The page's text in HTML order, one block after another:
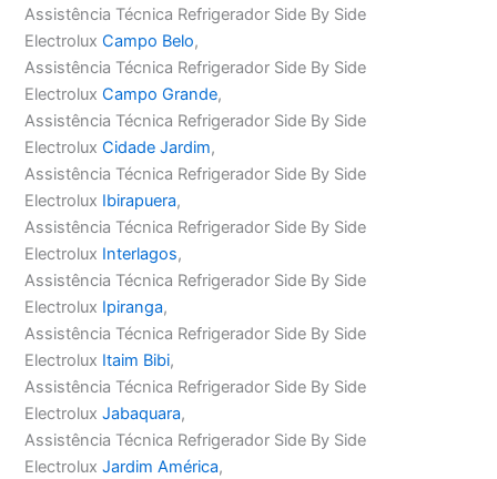
Assistência Técnica Refrigerador Side By Side
ElectroluxCampo Belo,
Assistência Técnica Refrigerador Side By Side
ElectroluxCampo Grande,
Assistência Técnica Refrigerador Side By Side
ElectroluxCidade Jardim,
Assistência Técnica Refrigerador Side By Side
Electrolux Ibirapuera,
Assistência Técnica Refrigerador Side By Side
Electrolux Interlagos,
Assistência Técnica Refrigerador Side By Side
Electrolux Ipiranga,
Assistência Técnica Refrigerador Side By Side
Electrolux Itaim Bibi,
Assistência Técnica Refrigerador Side By Side
ElectroluxJabaquara,
Assistência Técnica Refrigerador Side By Side
ElectroluxJardim América,